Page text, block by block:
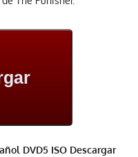
DVD5 ISO Descargar